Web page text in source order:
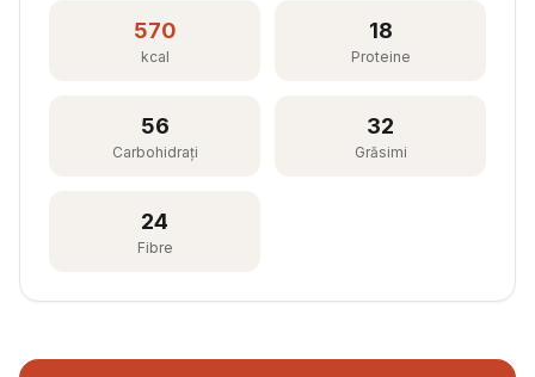
570
kcal
18
Proteine
56
Carbohidrați
32
Grăsimi
24
Fibre